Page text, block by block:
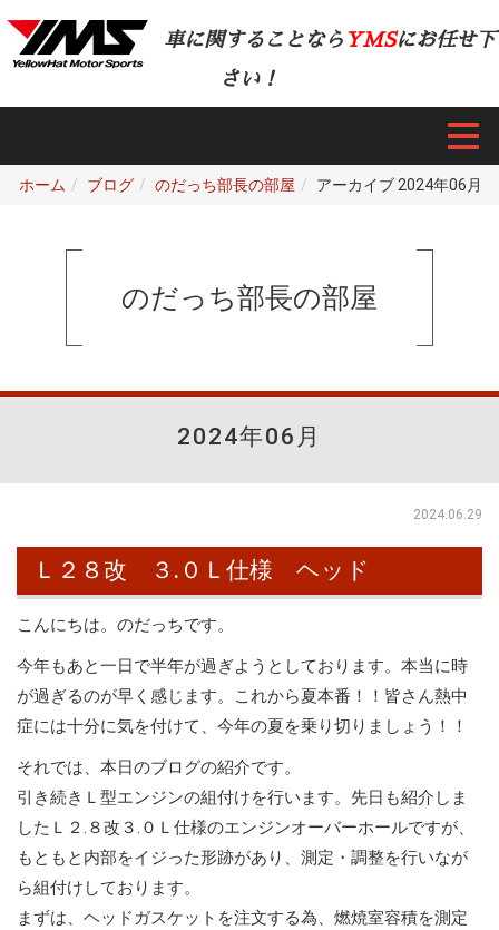
車に関することなら YMSにお任せ下
さい！
ホーム ブログ のだっち部長の部屋 アーカイブ 2024年06月
のだっち部長の部屋
2024年06月
2024.06.29
Ｌ２８改 ３.０Ｌ仕様 ヘッド
こんにちは。のだっちです。
今年もあと一日で半年が過ぎようとしております。本当に時
が過ぎるのが早く感じます。これから夏本番！！皆さん熱中
症には十分に気を付けて、今年の夏を乗り切りましょう！！
それでは、本日のブログの紹介です。
引き続きＬ型エンジンの組付けを行います。先日も紹介しま
したＬ２.８改３.０Ｌ仕様のエンジンオーバーホールですが、
もともと内部をイジった形跡があり、測定・調整を行いなが
ら組付けしております。
まずは、ヘッドガスケットを注文する為、燃焼室容積を測定